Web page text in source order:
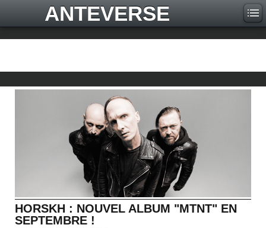
ANTEVERSE
HORSKH : NOUVEL ALBUM "MTNT" EN
SEPTEMBRE !